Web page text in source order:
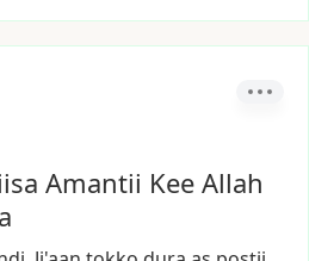
Amantii Kee Allah